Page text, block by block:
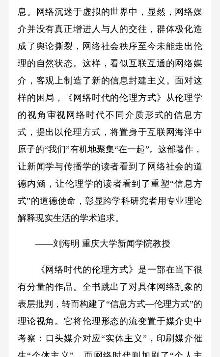
息。网络沉迷于虚拟的世界中，显然，网络媒
介并没有真正增进人与人的交往，群体极化造
成了舆论撕裂，网络社会秩序至今未能走出伦
理的自然状态。这样，看似互联互通的网络媒
介，客观上制造了新的信息封建主义。面对这
样的困局，《网络时代的伦理方式》从伦理学
的视角审视网络时代不同介质形式的信息方
式，提出以伦理方式，将置身于互联网海洋中
原子的“我们”有机地聚集“在一起”。这部著作，
让新闻学与传播学的读者看到了网络社会的道
德内涵，让伦理学的读者看到了重塑“信息方
式”的道德使命，彰显跨学科研究者用专业理论
解释现实生活的学术追求。
——刘海明 重庆大学新闻学院教授
《网络时代的伦理方式》是一部在当下很
有分量的作品。全书跳出了对具体网络乱象的
表层批判，转而构建了“信息方式—伦理方式”的
理论视角。它将伦理形态的流变置于媒介史中
考察：口头媒介对应“实体主义”，印刷媒介催